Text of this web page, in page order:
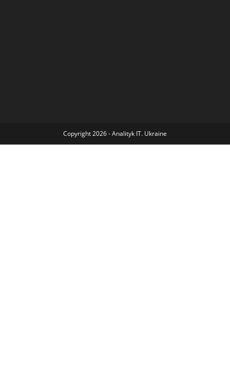
Copyright 2026 - Analityk IT. Ukraine